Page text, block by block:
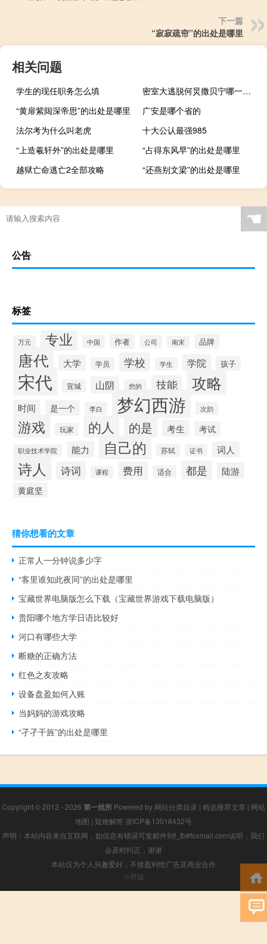
下一篇
“寂寂疏帘”的出处是哪里
相关问题
学生的现任职务怎么填
密室大逃脱何炅撒贝宁哪一期 何炅撒贝宁元宵晚会坐一桌
“黄扉紫闼深帝思”的出处是哪里
广安是哪个省的
法尔考为什么叫老虎
十大公认最强985
“上造羲轩外”的出处是哪里
“占得东风早”的出处是哪里
越狱亡命逃亡2全部攻略
“还燕别文梁”的出处是哪里
☚
公告
标签
万元 专业 中国 作者 公司 南宋 品牌
唐代 大学 学员 学校 学生 学院 孩子
宋代 宣城 山阴 您的 技能 攻略
时间 是一个 李白 梦幻西游 次韵
游戏 玩家 的人 的是 考生 考试
职业技术学院 能力 自己的 苏轼 证书 词人
诗人 诗词 课程 费用 适合 都是 陆游
黄庭坚
猜你想看的文章
正常人一分钟说多少字
“客里谁知此夜同”的出处是哪里
宝藏世界电脑版怎么下载（宝藏世界游戏下载电脑版）
贵阳哪个地方学日语比较好
河口有哪些大学
断糖的正确方法
红色之友攻略
设备盘盈如何入账
当妈妈的游戏攻略
“孑孑干旌”的出处是哪里
Copyright © 2012 - 2026 第一丝所 Powered by 网站分类目录 | 精选推荐文章 | 网站
地图 | 疑难解答 浙ICP备13018432号
声明：本站内容来自互联网，如信息有错误可发邮件到f_fb#foxmail.com说明，我们
会及时纠正，谢谢
本站仅为个人兴趣爱好，不接盈利性广告及商业合作
小男孩